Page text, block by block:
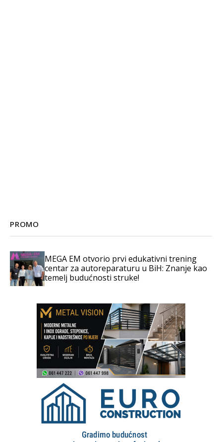
PROMO
MEGA EM otvorio prvi edukativni trening
centar za autoreparaturu u BiH: Znanje kao
temelj budućnosti struke!